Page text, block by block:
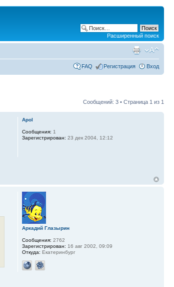
Расширенный поиск
FAQ Регистрация Вход
Сообщений: 3 • Страница 1 из 1
Apol
Сообщения: 1
Зарегистрирован: 23 дек 2004, 12:12
Аркадий Глазырин
Сообщения: 2762
Зарегистрирован: 16 авг 2002, 09:09
Откуда: Екатеринбург